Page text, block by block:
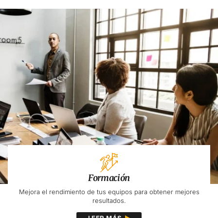
Formación
Mejora el rendimiento de tus equipos para obtener mejores
resultados.